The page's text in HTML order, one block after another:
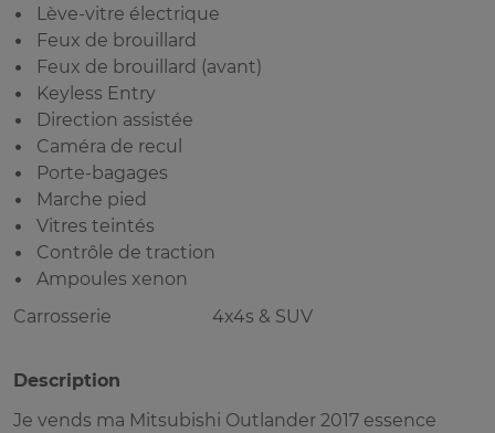
Lève-vitre électrique
Feux de brouillard
Feux de brouillard (avant)
Keyless Entry
Direction assistée
Caméra de recul
Porte-bagages
Marche pied
Vitres teintés
Contrôle de traction
Ampoules xenon
Carrosserie
4x4s & SUV
Description
Je vends ma Mitsubishi Outlander 2017 essence